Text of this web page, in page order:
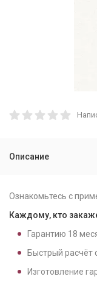
Описание
Ознакомьтесь с
Каждому, кто
Гарантию 18
Быстрый расчёт
Изготовление